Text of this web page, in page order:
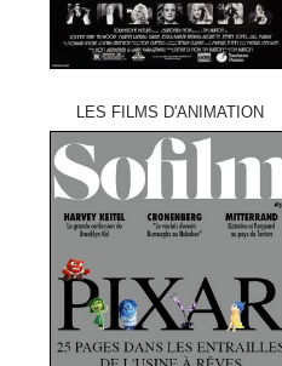
LES FILMS D'ANIMATION